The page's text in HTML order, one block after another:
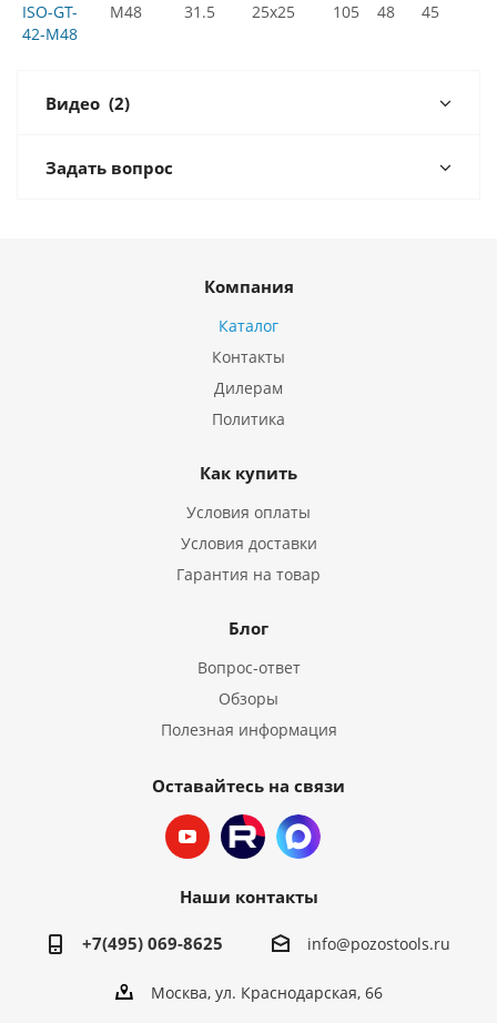
ISO-GT-
42-M48
M48 31.5 25x25 105 48 45
Видео (2)
Задать вопрос
Компания
Каталог
Контакты
Дилерам
Политика
Как купить
Условия оплаты
Условия доставки
Гарантия на товар
Блог
Вопрос-ответ
Обзоры
Полезная информация
Оставайтесь на связи
Наши контакты
+7(495) 069-8625 info@pozostools.ru
Москва, ул. Краснодарская, 66